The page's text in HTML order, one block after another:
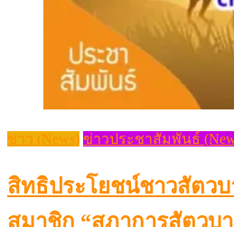
สมาชิก “สภาการสัตวบ
พี่น้องชาวสัตวบาลมีโอกาสสำคัญที่
Posted
on
05/12/202405/12/2024Author
Pasusart News